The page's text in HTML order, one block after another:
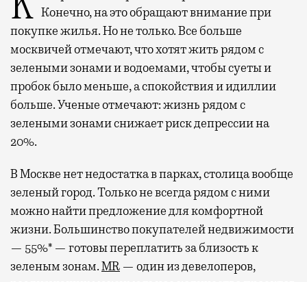
Конечно, на это обращают внимание при
покупке жилья. Но не только. Все больше
москвичей отмечают, что хотят жить рядом с
зелеными зонами и водоемами, чтобы суеты и
пробок было меньше, а спокойствия и идиллии
больше. Ученые отмечают: жизнь рядом с
зелеными зонами снижает риск депрессии на
20%.
В Москве нет недостатка в парках, столица вообще
зеленый город. Только не всегда рядом с ними
можно найти предложение для комфортной
жизни. Большинство покупателей недвижимости
— 55%* — готовы переплатить за близость к
зеленым зонам.MR — один из девелоперов,